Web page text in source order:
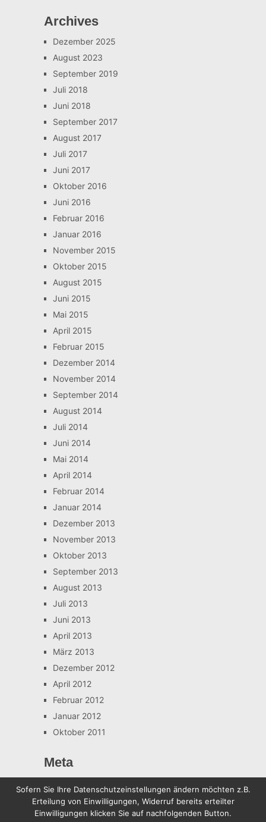
Archives
Dezember 2025
August 2023
September 2019
Juli 2018
Juni 2018
September 2017
August 2017
Juli 2017
Juni 2017
Oktober 2016
Juni 2016
Februar 2016
Januar 2016
November 2015
Oktober 2015
August 2015
Juni 2015
Mai 2015
April 2015
Februar 2015
Dezember 2014
November 2014
September 2014
August 2014
Juli 2014
Juni 2014
Mai 2014
April 2014
Februar 2014
Januar 2014
Dezember 2013
November 2013
Oktober 2013
September 2013
August 2013
Juli 2013
Juni 2013
April 2013
März 2013
Dezember 2012
April 2012
Februar 2012
Januar 2012
Oktober 2011
Meta
Sven-Ruddies.deCopyright © 2026.
Sofern Sie Ihre Datenschutzeinstellungen ändern möchten z.B.
Erteilung von Einwilligungen, Widerruf bereits erteilter
Einwilligungen klicken Sie auf nachfolgenden Button.